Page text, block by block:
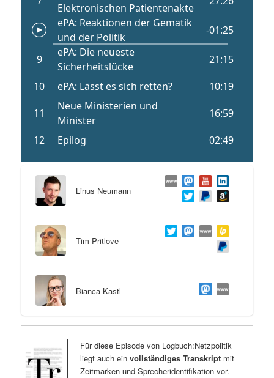
Linus Neumann
Tim Pritlove
Bianca Kastl
Für diese Episode von Logbuch:Netzpolitik
liegt auch ein vollständiges Transkriptmit
Zeitmarken und Sprecheridentifikation vor.